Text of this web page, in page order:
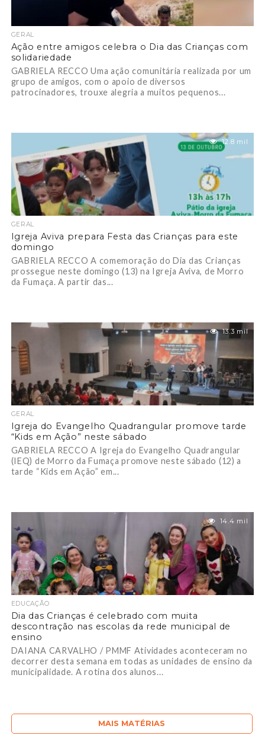
GERAL
Ação entre amigos celebra o Dia das Crianças com
solidariedade
GABRIELA RECCO Uma ação comunitária realizada por um
grupo de amigos, com o apoio de diversos
patrocinadores, trouxe alegria a muitos pequenos...
12.8 mil
GERAL
Igreja Aviva prepara Festa das Crianças para este
domingo
GABRIELA RECCO A comemoração do Dia das Crianças
prossegue neste domingo (13) na Igreja Aviva, de Morro
da Fumaça. A partir das...
13.3 mil
GERAL
Igreja do Evangelho Quadrangular promove tarde
“Kids em Ação” neste sábado
GABRIELA RECCO A Igreja do Evangelho Quadrangular
(IEQ) de Morro da Fumaça promove neste sábado (12) a
tarde “Kids em Ação” em...
14.4 mil
EDUCAÇÃO
Dia das Crianças é celebrado com muita
descontração nas escolas da rede municipal de
ensino
DAIANA CARVALHO / PMMF Atividades aconteceram no
decorrer desta semana em todas as unidades de ensino da
municipalidade. A rotina dos alunos...
MAIS MATÉRIAS